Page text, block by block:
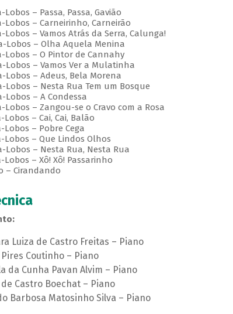
Lobos – Passa, Passa, Gavião
Lobos – Carneirinho, Carneirão
Lobos – Vamos Atrás da Serra, Calunga!
Lobos – Olha Aquela Menina
Lobos – O Pintor de Cannahy
Lobos – Vamos Ver a Mulatinha
Lobos – Adeus, Bela Morena
Lobos – Nesta Rua Tem um Bosque
Lobos – A Condessa
Lobos – Zangou-se o Cravo com a Rosa
Lobos – Cai, Cai, Balão
Lobos – Pobre Cega
Lobos – Que Lindos Olhos
Lobos – Nesta Rua, Nesta Rua
Lobos – Xô! Xô! Passarinho
– Cirandando
Luiza de Castro Freitas – Piano
Pires Coutinho – Piano
da Cunha Pavan Alvim – Piano
de Castro Boechat – Piano
Barbosa Matosinho Silva – Piano